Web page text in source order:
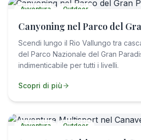
Avventura Outdoor
Canyoning nel Parco del
Scendi lungo il Rio Vallungo tra
del Parco Nazionale del Gran
indimenticabile per tutti i livelli.
Scopri di più
Avventura Outdoor